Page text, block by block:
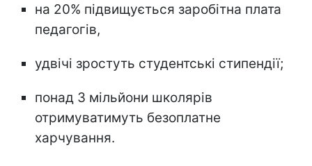
на 20% підвищується заробітна плата
педагогів,
удвічі зростуть студентські стипендії;
понад 3 мільйони школярів
отримуватимуть безоплатне
харчування.